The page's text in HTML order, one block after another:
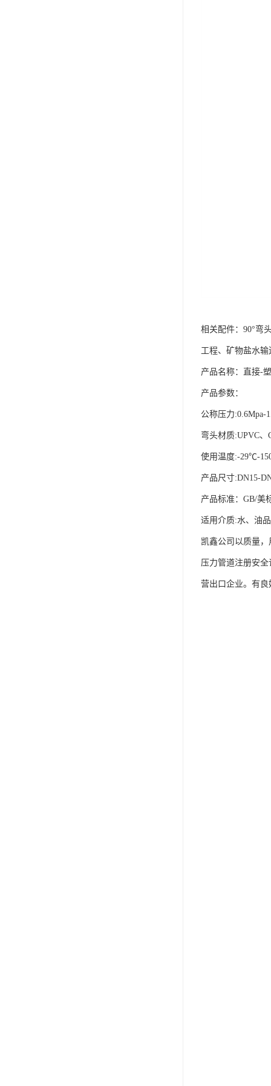
相关配件：90°弯
工程、矿物盐水
产品名称：直接-
产品参数：
公称压力:0.6Mpa-
弯头材质:UPVC、
使用温度:-29℃-
产品尺寸:DN15-
产品标准：GB/美
适用介质:水、油
凯鑫公司以质量
压力管道注册安
营出口企业。有